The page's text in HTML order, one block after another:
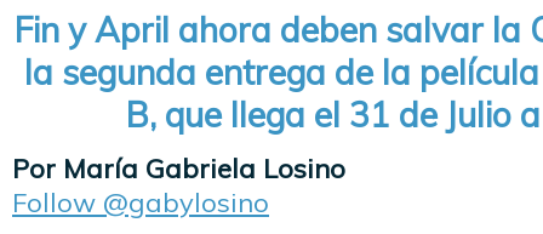
Fin y April ahora deben salvar la
la segunda entrega de la
B, que llega el 31 de Julio
Por María Gabriela Losino
Follow @gabylosino